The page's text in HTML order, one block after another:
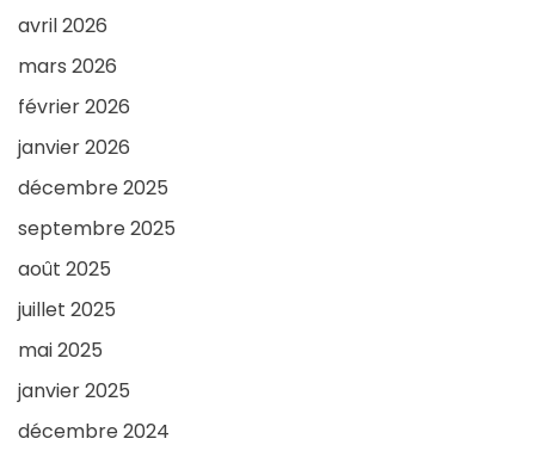
avril 2026
mars 2026
février 2026
janvier 2026
décembre 2025
septembre 2025
août 2025
juillet 2025
mai 2025
janvier 2025
décembre 2024